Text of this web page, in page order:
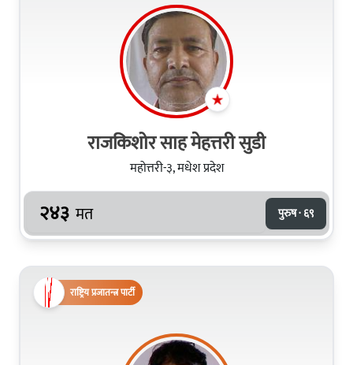
राजकिशोर साह मेहत्तरी सुडी
महोत्तरी-३, मधेश प्रदेश
२४३ मत पुरुष · ६९
राष्ट्रिय प्रजातन्त्र पार्टी